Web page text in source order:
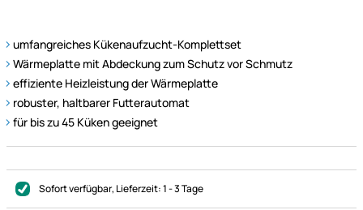
umfangreiches Kükenaufzucht-Komplettset
Wärmeplatte mit Abdeckung zum Schutz vor Schmutz
effiziente Heizleistung der Wärmeplatte
robuster, haltbarer Futterautomat
für bis zu 45 Küken geeignet
Sofort verfügbar, Lieferzeit:1 - 3 Tage